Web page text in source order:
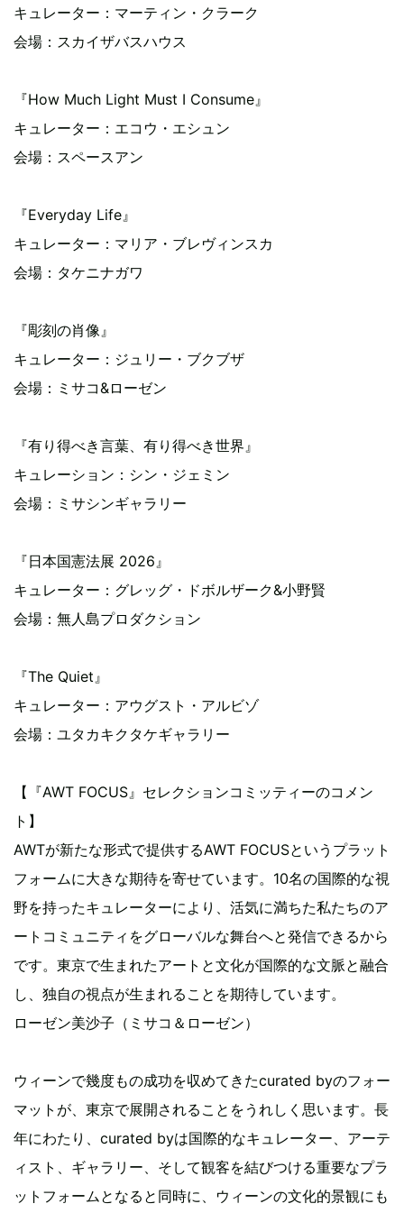
キュレーター：マーティン・クラーク
会場：スカイザバスハウス
『How Much Light Must I Consume』
キュレーター：エコウ・エシュン
会場：スペースアン
『Everyday Life』
キュレーター：マリア・ブレヴィンスカ
会場：タケニナガワ
『彫刻の肖像』
キュレーター：ジュリー・ブクブザ
会場：ミサコ&ローゼン
『有り得べき言葉、有り得べき世界』
キュレーション：シン・ジェミン
会場：ミサシンギャラリー
『日本国憲法展 2026』
キュレーター：グレッグ・ドボルザーク&小野賢
会場：無人島プロダクション
『The Quiet』
キュレーター：アウグスト・アルビゾ
会場：ユタカキクタケギャラリー
【『AWT FOCUS』セレクションコミッティーのコメン
ト】
AWTが新たな形式で提供するAWT FOCUSというプラット
フォームに大きな期待を寄せています。10名の国際的な視
野を持ったキュレーターにより、活気に満ちた私たちのア
ートコミュニティをグローバルな舞台へと発信できるから
です。東京で生まれたアートと文化が国際的な文脈と融合
し、独自の視点が生まれることを期待しています。
ローゼン美沙子（ミサコ＆ローゼン）
ウィーンで幾度もの成功を収めてきたcurated byのフォー
マットが、東京で展開されることをうれしく思います。長
年にわたり、curated byは国際的なキュレーター、アーテ
ィスト、ギャラリー、そして観客を結びつける重要なプラ
ットフォームとなると同時に、ウィーンの文化的景観にも